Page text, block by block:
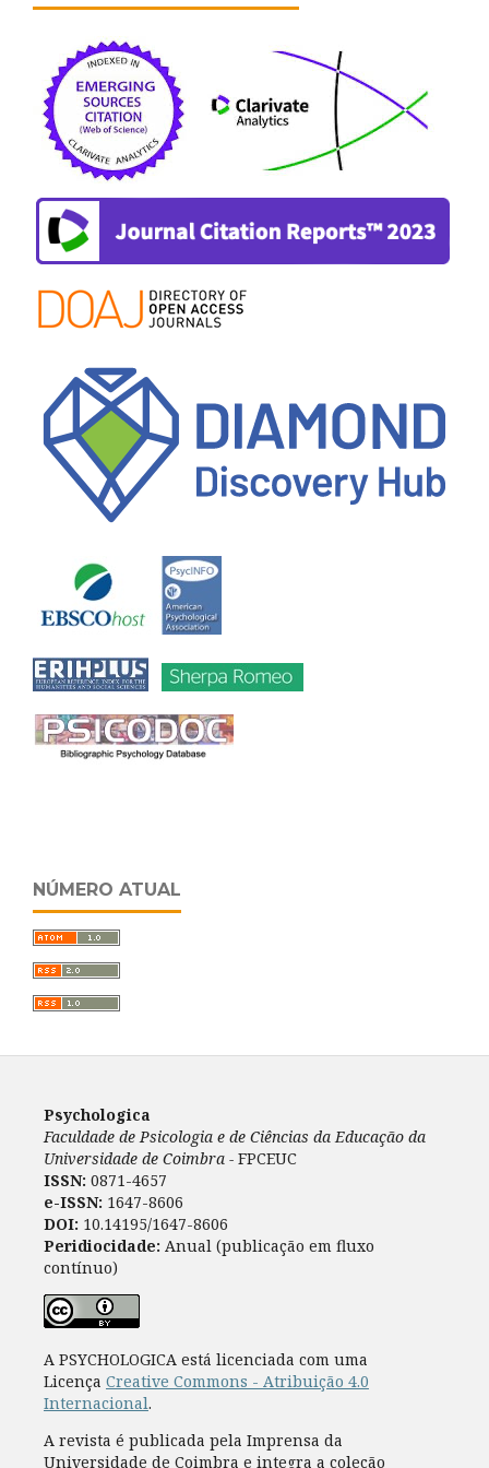
NÚMERO ATUAL
Psychologica
Faculdade de Psicologia e de Ciências da Educação da
Universidade de Coimbra - FPCEUC
ISSN: 0871-4657
e-ISSN: 1647-8606
DOI: 10.14195/1647-8606
Peridiocidade: Anual (publicação em fluxo
contínuo)
A PSYCHOLOGICA está licenciada com uma
Licença Creative Commons - Atribuição 4.0
Internacional.
A revista é publicada pela Imprensa da
Universidade de Coimbra e integra a coleção